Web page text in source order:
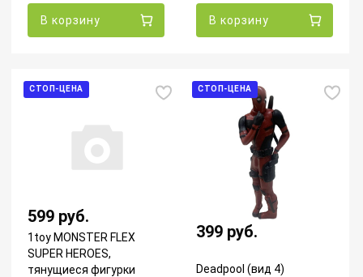
В корзину
В корзину
СТОП-ЦЕНА
599 руб.
1toy MONSTER FLEX
SUPER HEROES,
тянущиеся фигурки
СТОП-ЦЕНА
399 руб.
Deadpool (вид 4)